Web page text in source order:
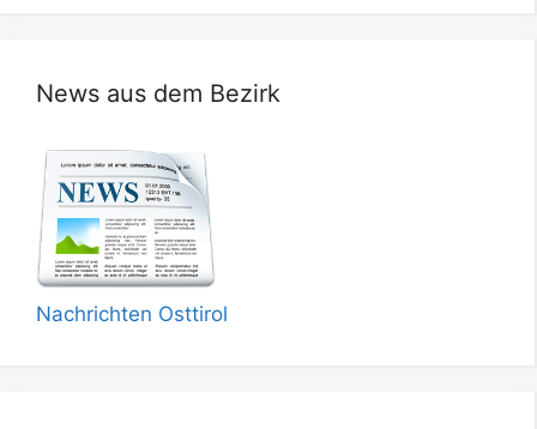
News aus dem Bezirk
Nachrichten Osttirol